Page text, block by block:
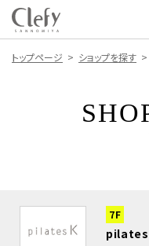
トップページ ショップを探す
7F
pilates